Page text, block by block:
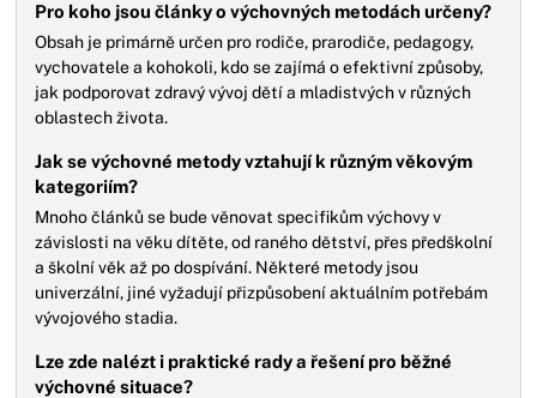
Pro koho jsou články o výchovných metodách určeny?
Obsah je primárně určen pro rodiče, prarodiče, pedagogy,
vychovatele a kohokoli, kdo se zajímá o efektivní způsoby,
jak podporovat zdravý vývoj dětí a mladistvých v různých
oblastech života.
Jak se výchovné metody vztahují k různým věkovým
kategoriím?
Mnoho článků se bude věnovat specifikům výchovy v
závislosti na věku dítěte, od raného dětství, přes předškolní
a školní věk až po dospívání. Některé metody jsou
univerzální, jiné vyžadují přizpůsobení aktuálním potřebám
vývojového stadia.
Lze zde nalézt i praktické rady a řešení pro běžné
výchovné situace?